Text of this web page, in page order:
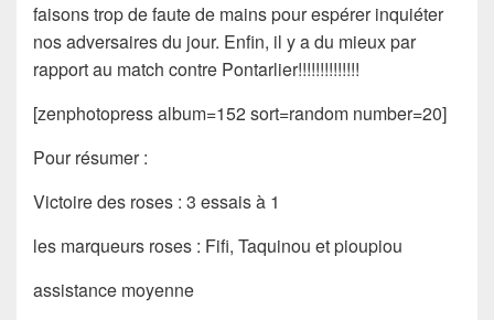
faisons trop de faute de mains pour espérer inquiéter
nos adversaires du jour. Enfin, il y a du mieux par
rapport au match contre Pontarlier!!!!!!!!!!!!!!
[zenphotopress album=152 sort=random number=20]
Pour résumer :
Victoire des roses : 3 essais à 1
les marqueurs roses : Fifi, Taquinou et pioupiou
assistance moyenne